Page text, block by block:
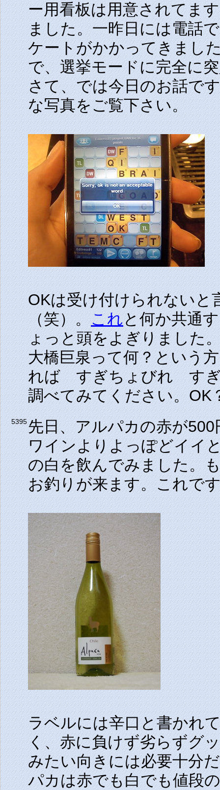
ー用看板は用意されてま
ました。一昨日には電話
ケートがかかってきまし
で、選挙モードに完全に
さて、では今日のお話で
な写真をご覧下さい。
OKは受け付けられないと
（笑）。これと何か共通
ょっと頭をよぎりました
大橋巨泉って何？という
れば すぎちょびれ す
調べてみてください。OK
5395先日、アルパカの赤が
ワインよりよっぽどイイ
の白を飲んでみました。
お釣りが来ます。これで
ラベルには辛口と書かれ
く、赤に負けず劣らずグ
みたい向きには必要十分
パカは赤でも白でも値段